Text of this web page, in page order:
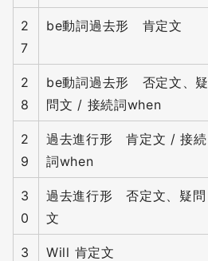
2
7
be動詞過去形 肯定文
2
8
be動詞過去形 否定文、疑
問文 / 接続詞when
2
9
過去進行形 肯定文 / 接続
詞when
3
0
過去進行形 否定文、疑問
文
3
Will 肯定文